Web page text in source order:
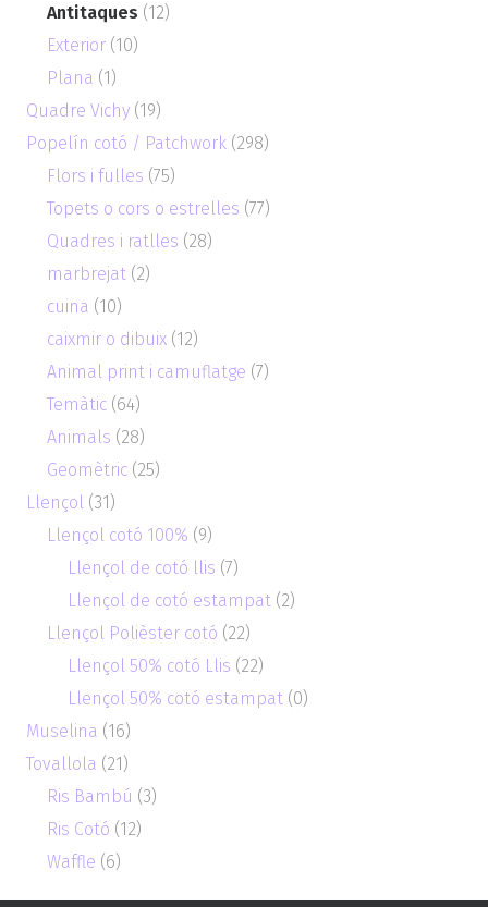
Antitaques (12)
Exterior (10)
Plana (1)
Quadre Vichy (19)
Popelín cotó / Patchwork (298)
Flors i fulles (75)
Topets o cors o estrelles (77)
Quadres i ratlles (28)
marbrejat (2)
cuina (10)
caixmir o dibuix (12)
Animal print i camuflatge (7)
Temàtic (64)
Animals (28)
Geomètric (25)
Llençol (31)
Llençol cotó 100% (9)
Llençol de cotó llis (7)
Llençol de cotó estampat (2)
Llençol Polièster cotó (22)
Llençol 50% cotó Llis (22)
Llençol 50% cotó estampat (0)
Muselina (16)
Tovallola (21)
Ris Bambú (3)
Ris Cotó (12)
Waffle (6)